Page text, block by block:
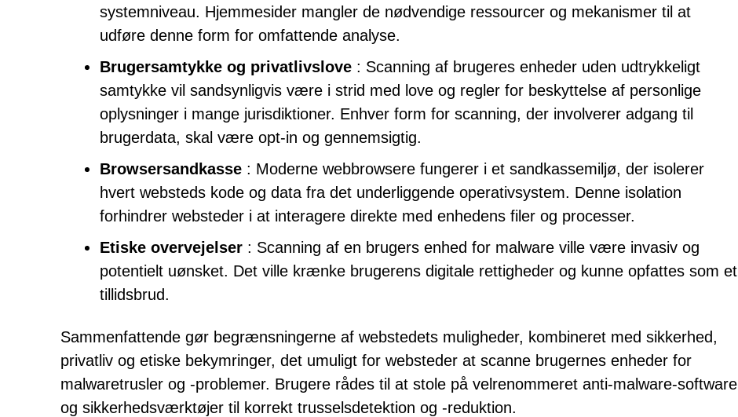
systemniveau. Hjemmesider mangler de nødvendige ressourcer og mekanismer til at
udføre denne form for omfattende analyse.
Brugersamtykke og privatlivslove : Scanning af brugeres enheder uden udtrykkeligt
samtykke vil sandsynligvis være i strid med love og regler for beskyttelse af personlige
oplysninger i mange jurisdiktioner. Enhver form for scanning, der involverer adgang til
brugerdata, skal være opt-in og gennemsigtig.
Browsersandkasse : Moderne webbrowsere fungerer i et sandkassemiljø, der isolerer
hvert websteds kode og data fra det underliggende operativsystem. Denne isolation
forhindrer websteder i at interagere direkte med enhedens filer og processer.
Etiske overvejelser : Scanning af en brugers enhed for malware ville være invasiv og
potentielt uønsket. Det ville krænke brugerens digitale rettigheder og kunne opfattes som et
tillidsbrud.
Sammenfattende gør begrænsningerne af webstedets muligheder, kombineret med sikkerhed,
privatliv og etiske bekymringer, det umuligt for websteder at scanne brugernes enheder for
malwaretrusler og -problemer. Brugere rådes til at stole på velrenommeret anti-malware-software
og sikkerhedsværktøjer til korrekt trusselsdetektion og -reduktion.